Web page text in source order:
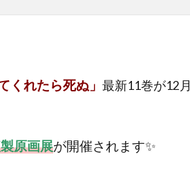
くれたら死ぬ」 最新11巻が12月
原画展が開催されます✨